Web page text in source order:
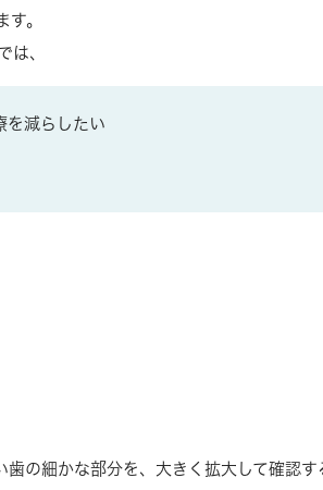
。
は、
を減らしたい
の細かな部分を、大きく拡大して確認